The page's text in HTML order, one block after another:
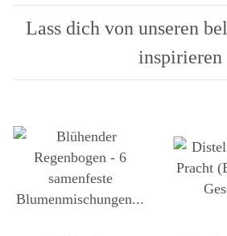
Lass dich von unseren
inspirieren